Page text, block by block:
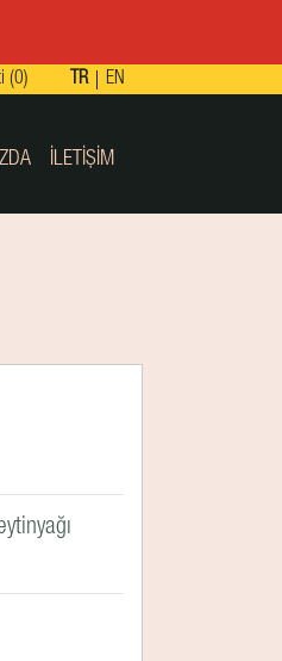
(0) TR EN
İLETIŞIM